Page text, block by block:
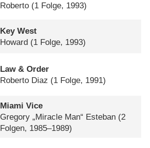
Roberto (1 Folge, 1993)
Key West
Howard (1 Folge, 1993)
Law & Order
Roberto Diaz (1 Folge, 1991)
Miami Vice
Gregory „Miracle Man“ Esteban (2
Folgen, 1985–1989)